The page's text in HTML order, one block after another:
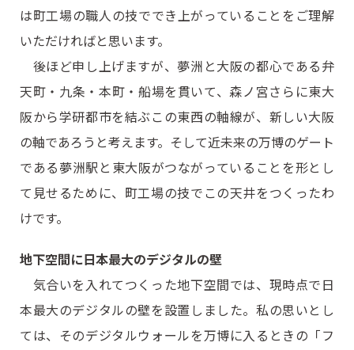
は町工場の職人の技ででき上がっていることをご理解
いただければと思います。
後ほど申し上げますが、夢洲と大阪の都心である弁
天町・九条・本町・船場を貫いて、森ノ宮さらに東大
阪から学研都市を結ぶこの東西の軸線が、新しい大阪
の軸であろうと考えます。そして近未来の万博のゲート
である夢洲駅と東大阪がつながっていることを形とし
て見せるために、町工場の技でこの天井をつくったわ
けです。
地下空間に日本最大のデジタルの壁
気合いを入れてつくった地下空間では、現時点で日
本最大のデジタルの壁を設置しました。私の思いとし
ては、そのデジタルウォールを万博に入るときの「フ